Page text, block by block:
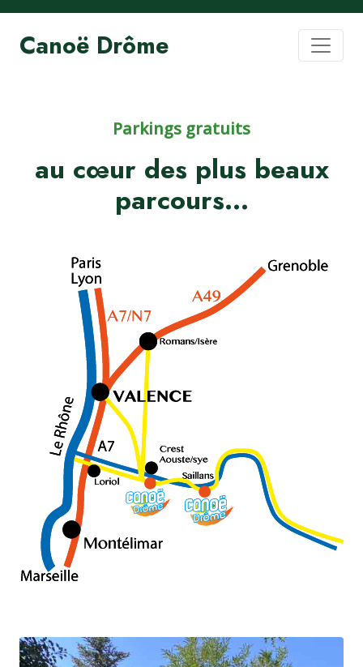
Canoë Drôme
Parkings gratuits
au cœur des plus beaux
parcours...